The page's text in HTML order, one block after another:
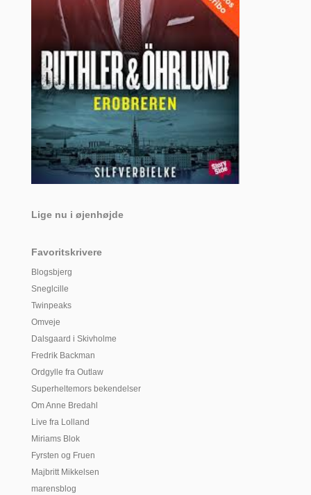
Lige nu i øjenhøjde
Favoritskrivere
Blogsbjerg
Sneglcille
Twinpeaks
Omveje
Dalsgaard i Skivholme
Fredrik Backman
Ordgylle fra Outlaw
Superheltemors bekendelser
Om Anne Bredahl
Live fra Lolland
Miriams Blok
Fyrsten og Fruen
Majbritt Mikkelsen
marensblog